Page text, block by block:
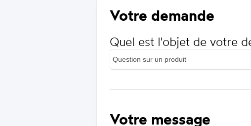
Votre demande
Quel est l'objet de votre
Votre message